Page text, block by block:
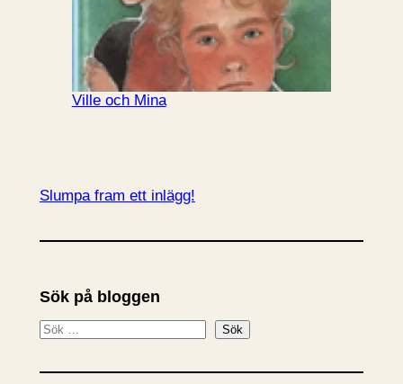
Ville och Mina
Slumpa fram ett inlägg!
Sök på bloggen
S
k
Sök